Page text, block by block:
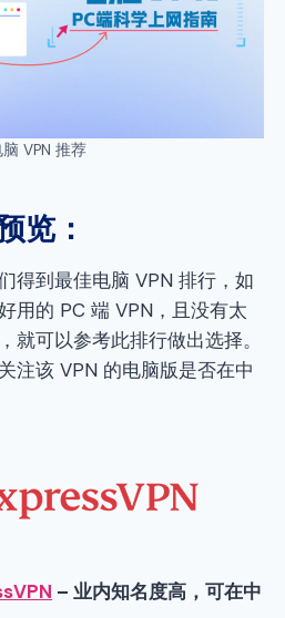
脑 VPN 推荐
览：
得到最佳电脑 VPN 排行，如
用的 PC 端 VPN，且没有太
就可以参考此排行做出选择。
注该 VPN 的电脑版是否在中
– 业内知名度高，可在中